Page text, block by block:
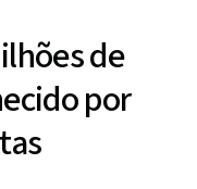
de
por